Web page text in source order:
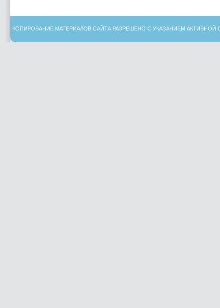
КОПИРОВАНИЕ МАТЕРИАЛОВ САЙТА РАЗРЕШЕНО С УКАЗАНИЕМ АКТИВНОЙ